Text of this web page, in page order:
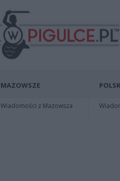
MAZOWSZE
Wiadomości z Mazowsza